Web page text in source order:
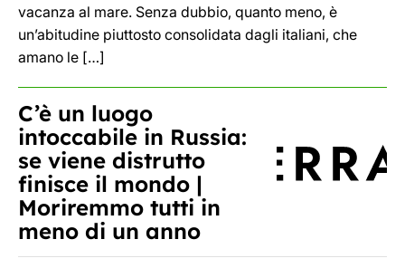
vacanza al mare. Senza dubbio, quanto meno, è
un’abitudine piuttosto consolidata dagli italiani, che
amano le […]
C’è un luogo
intoccabile in Russia:
se viene distrutto
finisce il mondo |
Moriremmo tutti in
meno di un anno